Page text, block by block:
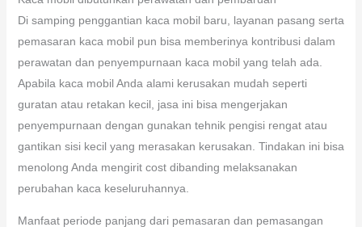
Di samping penggantian kaca mobil baru, layanan pasang serta
pemasaran kaca mobil pun bisa memberinya kontribusi dalam
perawatan dan penyempurnaan kaca mobil yang telah ada.
Apabila kaca mobil Anda alami kerusakan mudah seperti
guratan atau retakan kecil, jasa ini bisa mengerjakan
penyempurnaan dengan gunakan tehnik pengisi rengat atau
gantikan sisi kecil yang merasakan kerusakan. Tindakan ini bisa
menolong Anda mengirit cost dibanding melaksanakan
perubahan kaca keseluruhannya.
Manfaat periode panjang dari pemasaran dan pemasangan